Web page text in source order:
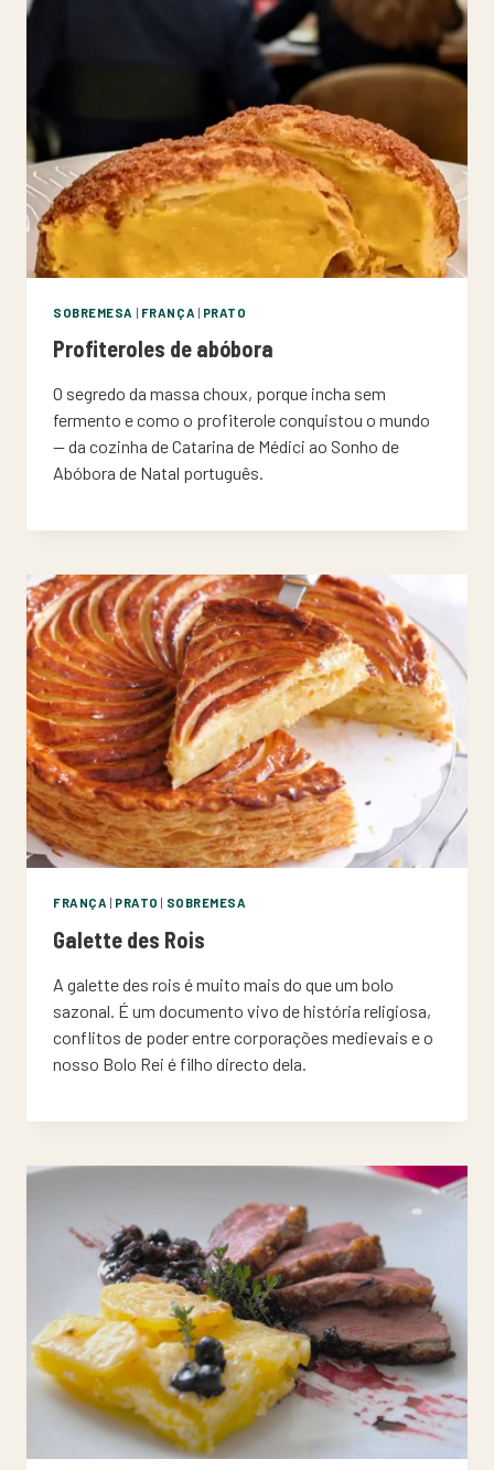
SOBREMESA | FRANÇA | PRATO
Profiteroles de abóbora
O segredo da massa choux, porque incha sem
fermento e como o profiterole conquistou o mundo
— da cozinha de Catarina de Médici ao Sonho de
Abóbora de Natal português.
FRANÇA PRATO SOBREMESA
Galette des Rois
A galette des rois é muito mais do que um bolo
sazonal. É um documento vivo de história religiosa,
conflitos de poder entre corporações medievais e o
nosso Bolo Rei é filho directo dela.